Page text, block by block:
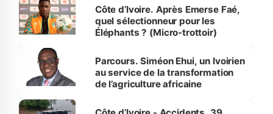
Côte d’Ivoire. Après Emerse Faé,
quel sélectionneur pour les
Éléphants ? (Micro-trottoir)
Parcours. Siméon Ehui, un Ivoirien
au service de la transformation
de l’agriculture africaine